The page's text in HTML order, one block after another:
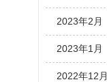
2023年2月
2023年1月
2022年12月